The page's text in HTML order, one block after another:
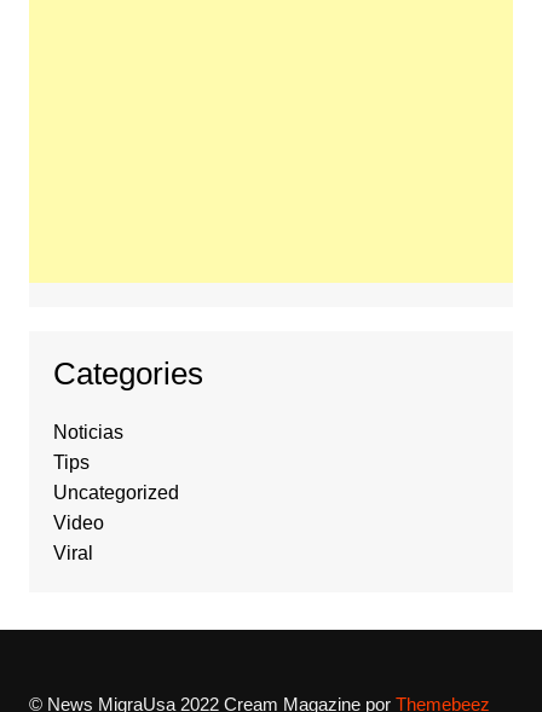
Categories
Noticias
Tips
Uncategorized
Video
Viral
© News MigraUsa 2022Cream Magazine por Themebeez